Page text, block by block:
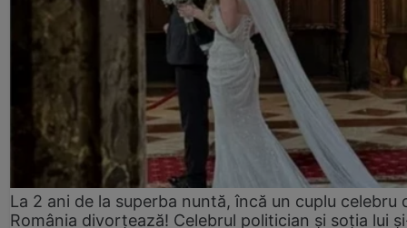
La 2 ani de la superba nuntă, încă un cuplu celebru
România divorțează! Celebrul politician și soția lui